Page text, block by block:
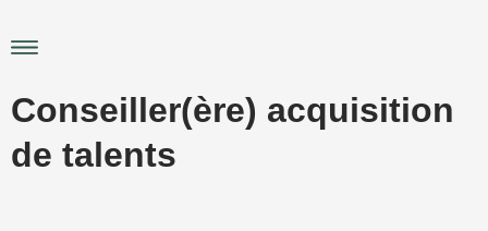
auMain
Conseiller(ère) acquisition
de talents